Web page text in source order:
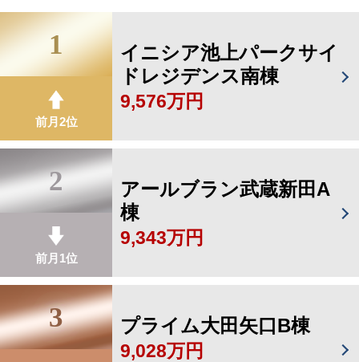
1
前月2位
イニシア池上パークサイ
ドレジデンス南棟
9,576万円
2
前月1位
アールブラン武蔵新田A
棟
9,343万円
3 プライム大田矢口B棟
9,028万円